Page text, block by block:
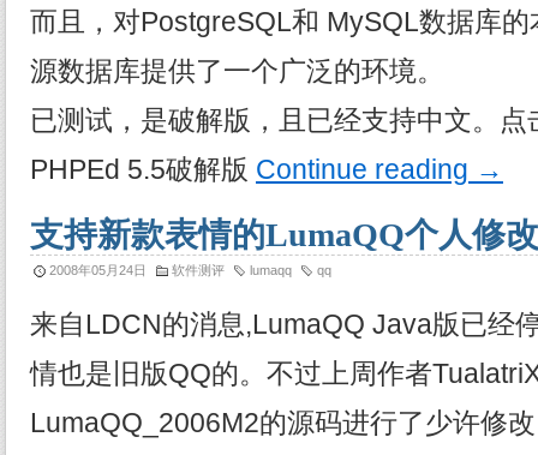
而且，对PostgreSQL和 MySQL数据库
源数据库提供了一个广泛的环境。
已测试，是破解版，且已经支持中文。
PHPEd 5.5破解版 Continue reading →
支持新款表情的LumaQQ个人修
2008年05月24日 软件测评 lumaqq qq
来自LDCN的消息,LumaQQ Java版已经
情也是旧版QQ的。不过上周作者
LumaQQ_2006M2的源码进行了少许修